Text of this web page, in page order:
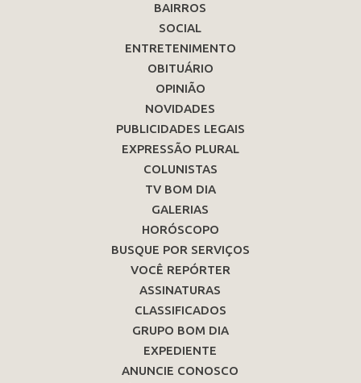
BAIRROS
SOCIAL
ENTRETENIMENTO
OBITUÁRIO
OPINIÃO
NOVIDADES
PUBLICIDADES LEGAIS
EXPRESSÃO PLURAL
COLUNISTAS
TV BOM DIA
GALERIAS
HORÓSCOPO
BUSQUE POR SERVIÇOS
VOCÊ REPÓRTER
ASSINATURAS
CLASSIFICADOS
GRUPO BOM DIA
EXPEDIENTE
ANUNCIE CONOSCO